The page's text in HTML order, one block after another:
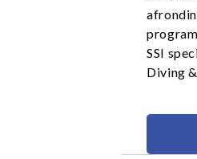
SSI
Diving